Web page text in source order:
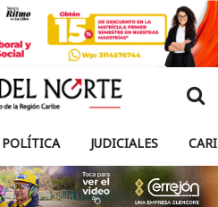
POLÍTICA JUDICIALES